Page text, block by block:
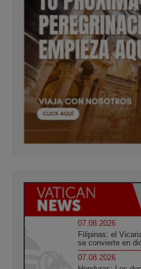
07.08.2026
Filipinas: el
se convierte en
07.08.2026